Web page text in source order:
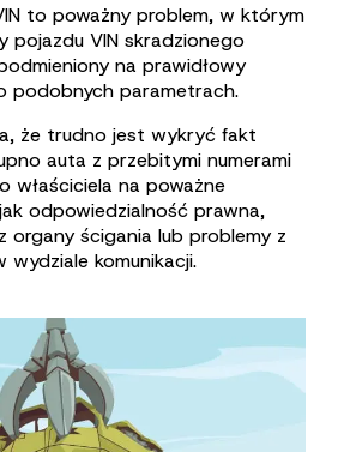
to poważny problem, w którym
pojazdu VIN skradzionego
na prawidłowy
podobnych parametrach.
że trudno jest wykryć fakt
auta z przebitymi numerami
właściciela na poważne
odpowiedzialność prawna,
organy ścigania lub problemy z
komunikacji.